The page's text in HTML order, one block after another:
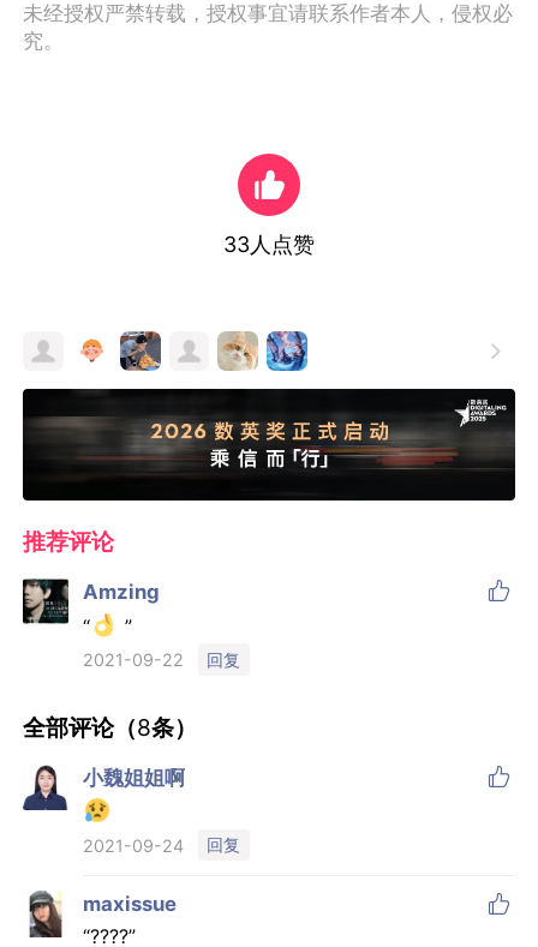
未经授权严禁转载，授权事宜请联系作者本人，侵权必
究。
33人点赞

推荐评论
Amzing 
“ ”
2021-09-22 回复
全部评论（8条）
小魏姐姐啊 
2021-09-24 回复
maxissue 
“????”